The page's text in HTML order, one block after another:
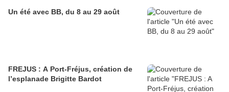
Un été avec BB, du 8 au 29 août
FREJUS : A Port-Fréjus, création de
l’esplanade Brigitte Bardot